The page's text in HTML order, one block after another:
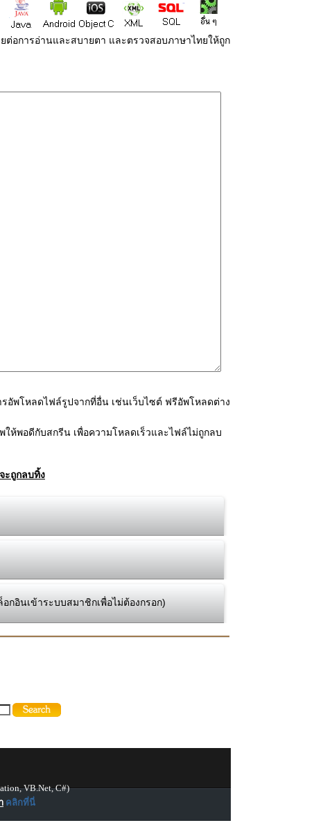
ต่อการอ่านและสบายตา และตรวจสอบภาษาไทยให้ถูก
รอัพโหลดไฟล์รูปจากที่อื่น เช่นเว็บไซต์ ฟรีอัพโหลดต่าง
ห้พอดีกับสกรีน เพื่อความโหลดเร็วและไฟล์ไม่ถูกลบ
ะถูกลบทิ้ง
กอินเข้าระบบสมาชิกเพื่อไม่ต้องกรอก)
VB.Net, C#)
คลิกที่นี่